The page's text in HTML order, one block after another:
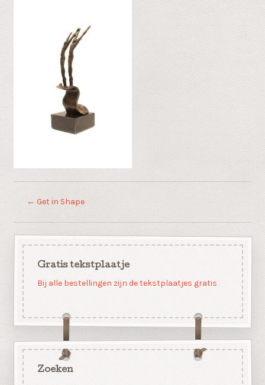
← Get in Shape
Gratis tekstplaatje
Bij alle bestellingen zijn de tekstplaatjes gratis
Zoeken